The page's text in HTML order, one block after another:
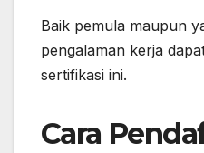
Baik pemula maupun
pengalaman kerja
sertifikasi ini.
Cara